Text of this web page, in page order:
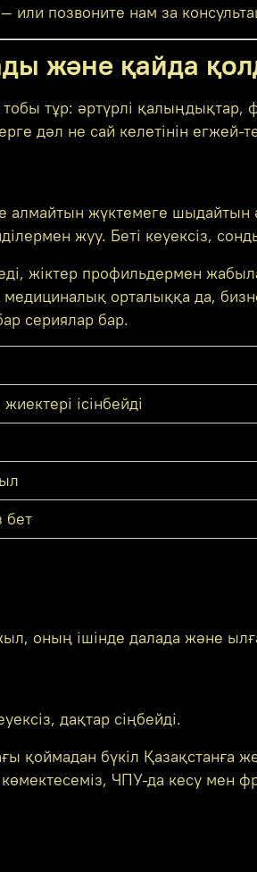
— или позвоните нам за
және қайда
тобы тұр: әртүрлі
дәл не сай келетінін егжей-
алмайтын жүктемеге
жуу. Беті кеуексіз,
жіктер профильдермен
орталыққа да,
сериялар бар.
ісінбейді
бет
оның ішінде далада және
дақтар сіңбейді.
қоймадан бүкіл
ЧПУ-да кесу мен